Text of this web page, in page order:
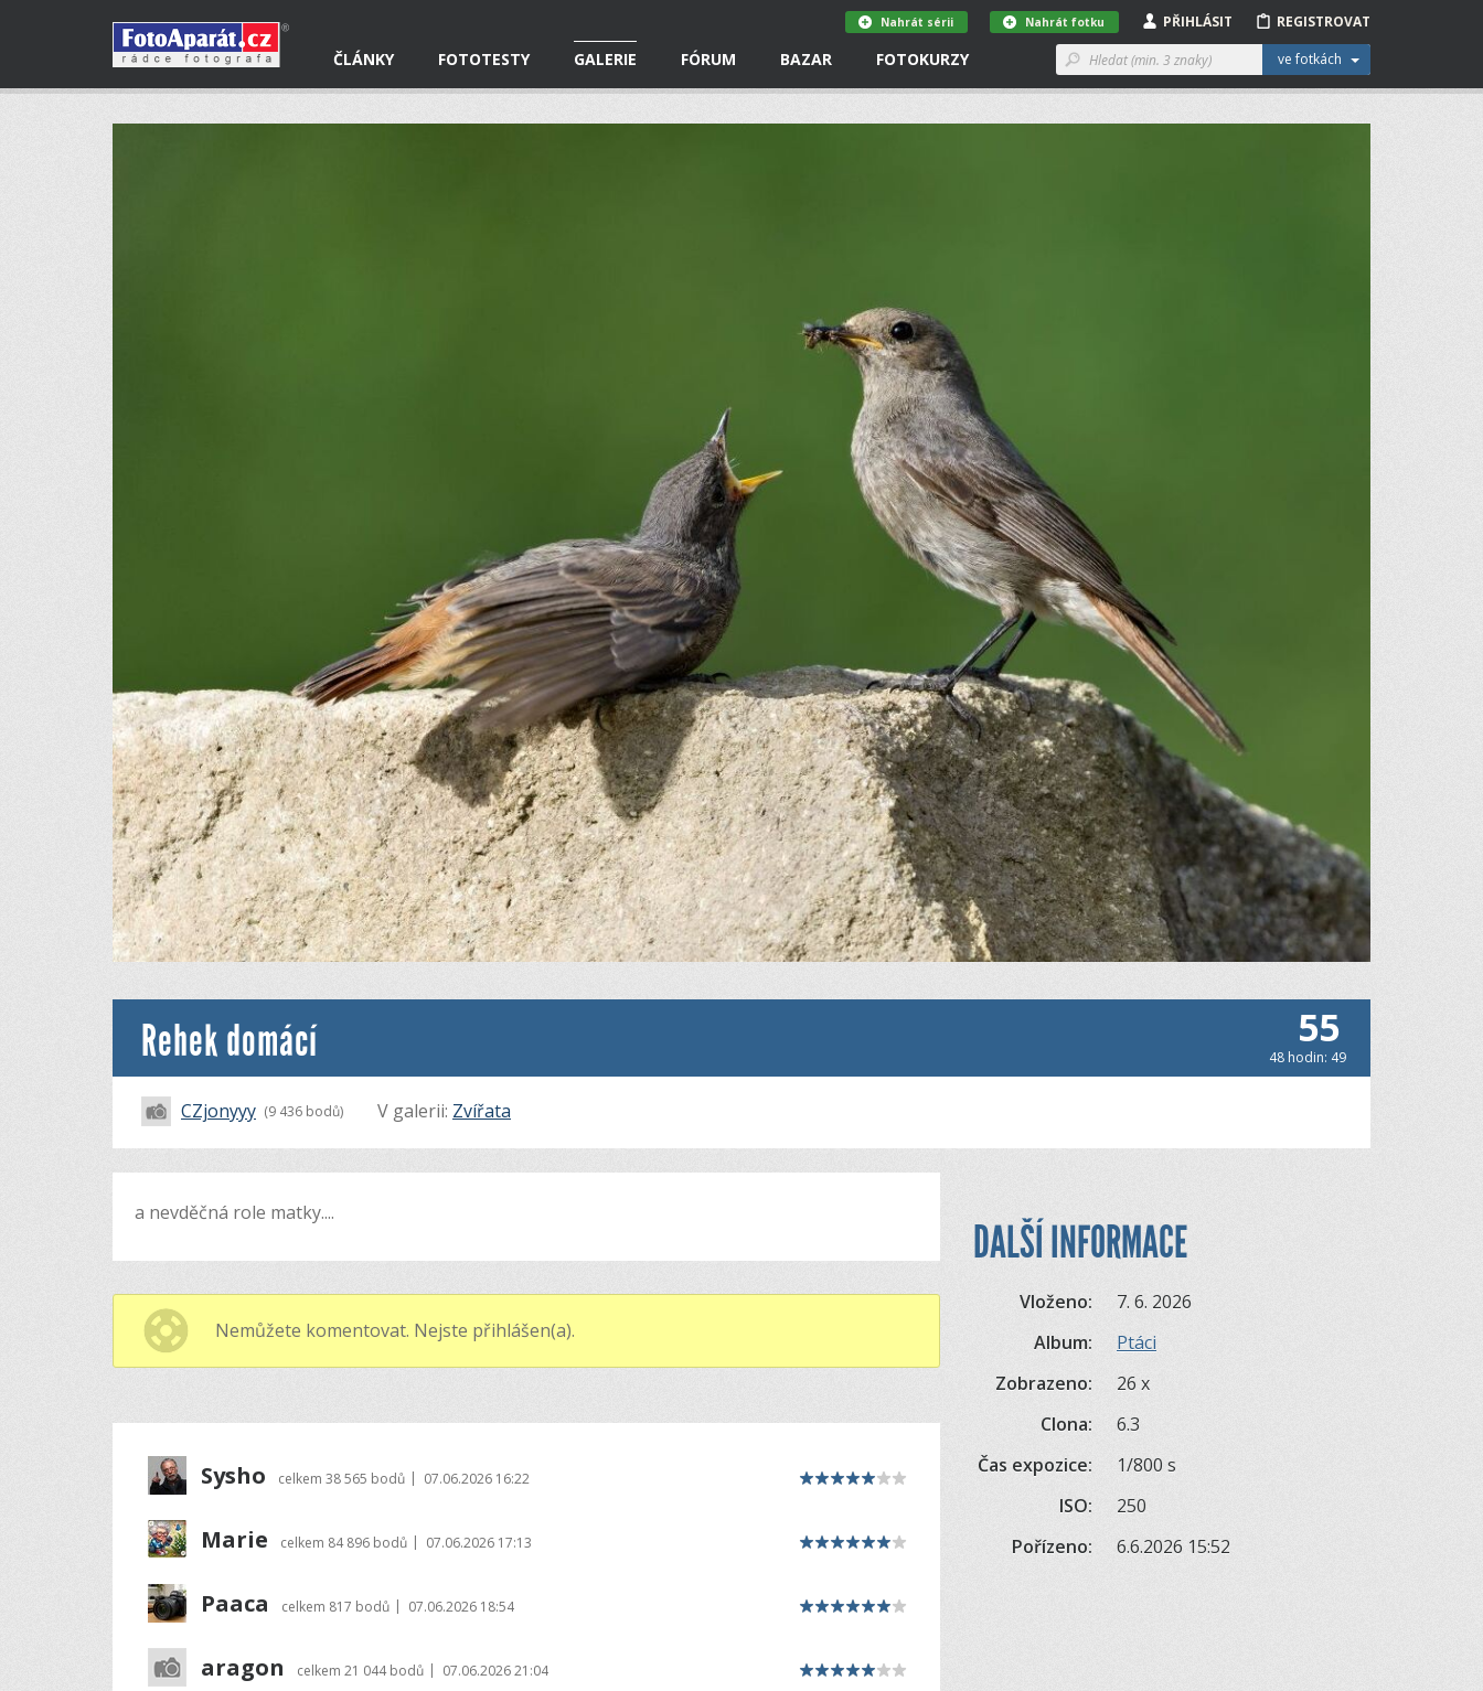
ČLÁNKY FOTOTESTY GALERIE FÓRUM BAZAR FOTOKURZY ve fotkách
REGISTROVAT
PŘIHLÁSIT
Nahrát fotku
Nahrát sérii
Rehek domácí 55
48 hodin: 49
CZjonyyy (9 436 bodů) V galerii: Zvířata
a nevděčná role matky....
Nemůžete komentovat. Nejste přihlášen(a).
Sysho celkem 38 565 bodů | 07.06.2026 16:22
Marie celkem 84 896 bodů | 07.06.2026 17:13
Paaca celkem 817 bodů | 07.06.2026 18:54
aragon celkem 21 044 bodů | 07.06.2026 21:04
DALŠÍ INFORMACE
Vloženo:
7. 6. 2026
Album:
Ptáci
Zobrazeno:
26 x
Clona:
6.3
Čas expozice:
1/800 s
ISO:
250
Pořízeno:
6.6.2026 15:52